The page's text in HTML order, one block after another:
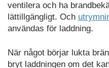
ventilera och ha
lättillgängligt. Och
användas för laddning.
När något börjar lukta
bryt laddningen om det